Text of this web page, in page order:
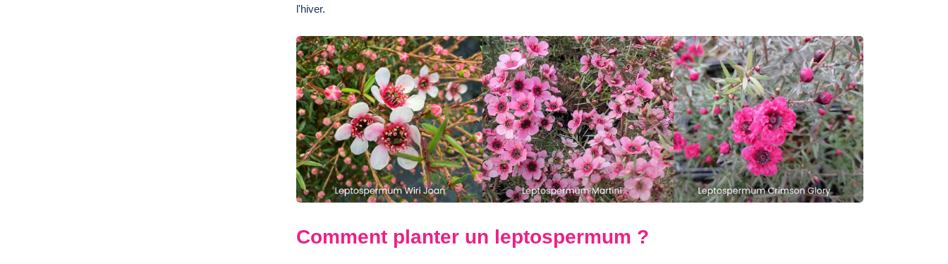
l'hiver.
Comment planter un leptospermum ?